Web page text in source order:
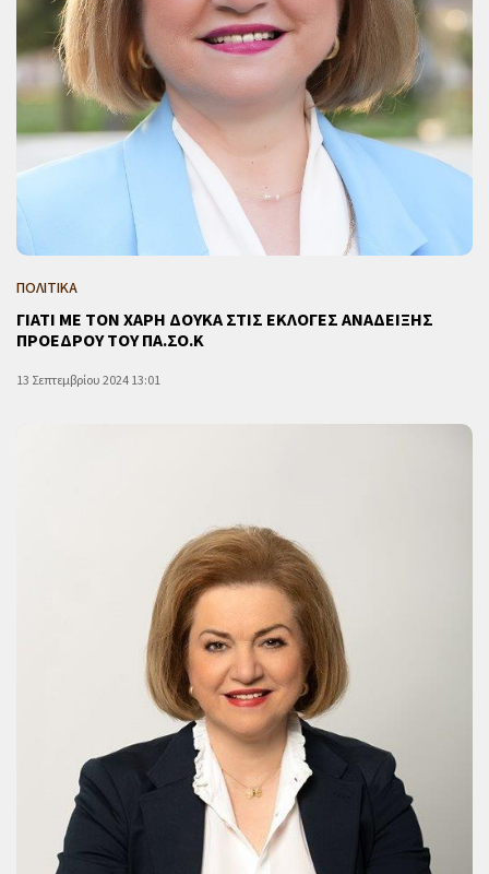
ΠΟΛΙΤΙΚΑ
ΓΙΑΤΙ ΜΕ ΤΟΝ ΧΑΡΗ ΔΟΥΚΑ ΣΤΙΣ ΕΚΛΟΓΕΣ ΑΝΑΔΕΙΞΗΣ
ΠΡΟΕΔΡΟΥ ΤΟΥ ΠΑ.ΣΟ.Κ
13 Σεπτεμβρίου 2024 13:01